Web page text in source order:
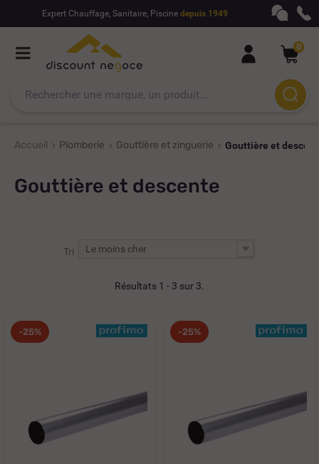
Expert Chauffage, Sanitaire, Piscine depuis 1949
0
Accueil Plomberie Gouttière et zinguerie Gouttière et
Gouttière et descente
Tri Le moins cher
Résultats 1 - 3 sur 3.
-25% -25%